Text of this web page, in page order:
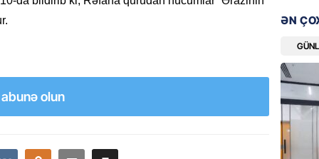
abunə olun
GÜNDƏM
qədər
ƏN